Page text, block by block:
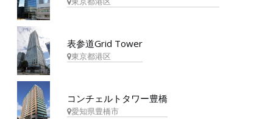
表参道Grid Tower
東京都港区
コンチェルトタワー豊橋
愛知県豊橋市